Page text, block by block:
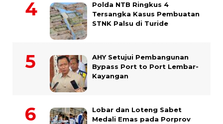
Polda NTB Ringkus 4
Tersangka Kasus Pembuatan
STNK Palsu di Turide
AHY Setujui Pembangunan
Bypass Port to Port Lembar-
Kayangan
Lobar dan Loteng Sabet
Medali Emas pada Porprov